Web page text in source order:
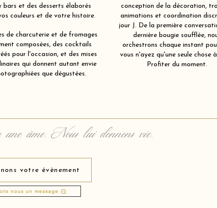
bars et des desserts élaborés
couleurs et de votre histoire.
de charcuterie et de fromages
composées, des cocktails
pour l'occasion, et des mises
qui donnent autant envie
que dégustées.
conception de la décoration,
animations et coordination
jour J. De la première
dernière bougie soufflée,
orchestrons chaque instant
vous n'ayez qu'une seule chose
Profiter du moment.
une âme. Nous lui donnons vie.
votre évènement
nous un message